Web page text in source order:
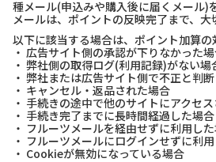
種メール(申込みや購入後に届くメール)
メールは、ポイントの反映完了まで、大
以下に該当する場合は、ポイント加算
・ 広告サイト側の承認が下りなかった
・ 弊社側の取得ログ(利用記録)がない場
・ 弊社または広告サイト側で不正と判
・ キャンセル・返品された場合
・ 手続きの途中で他のサイトにアクセ
・ 手続き完了までに長時間経過した場合
・ フルーツメールを経由せずに利用し
・ フルーツメールにログインせずに利
・ Cookieが無効になっている場合